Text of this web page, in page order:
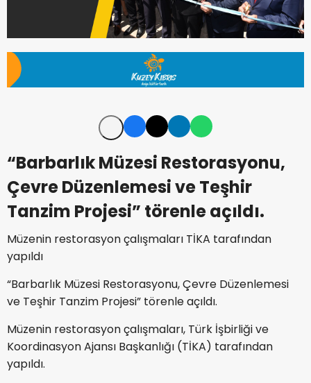
“Barbarlık Müzesi Restorasyonu,
Çevre Düzenlemesi ve Teşhir
Tanzim Projesi” törenle açıldı.
Müzenin restorasyon çalışmaları TİKA tarafından
yapıldı
“Barbarlık Müzesi Restorasyonu, Çevre Düzenlemesi
ve Teşhir Tanzim Projesi” törenle açıldı.
Müzenin restorasyon çalışmaları, Türk İşbirliği ve
Koordinasyon Ajansı Başkanlığı (TİKA) tarafından
yapıldı.